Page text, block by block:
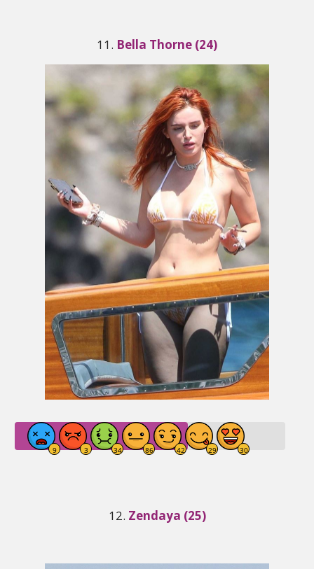
11. Bella Thorne (24)
12. Zendaya (25)